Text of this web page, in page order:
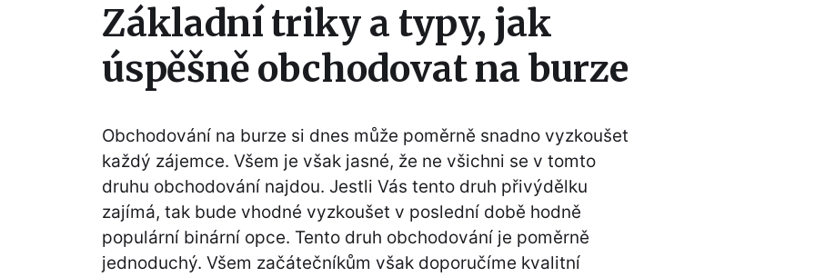
Základní triky a typy, jak
úspěšně obchodovat na burze
Obchodování na burze si dnes může poměrně snadno vyzkoušet
každý zájemce. Všem je však jasné, že ne všichni se v tomto
druhu obchodování najdou. Jestli Vás tento druh přivýdělku
zajímá, tak bude vhodné vyzkoušet v poslední době hodně
populární binární opce. Tento druh obchodování je poměrně
jednoduchý. Všem začátečníkům však doporučíme kvalitní